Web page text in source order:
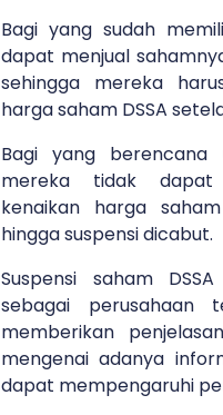
Bagi yang sudah
dapat menjual
sehingga mereka
harga saham DSSA
Bagi yang berencana
mereka tidak dapat
kenaikan harga
hingga suspensi dicabut.
Suspensi saham
sebagai perusahaan
memberikan
mengenai adanya
dapat mempengaruhi